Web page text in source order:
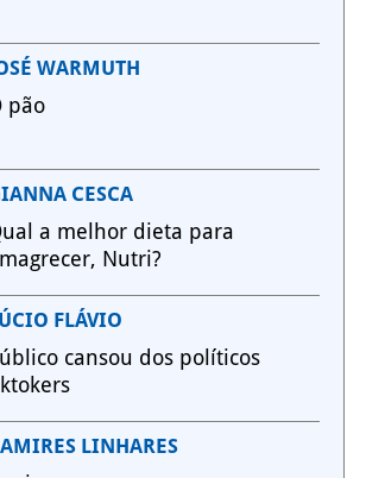
WARMUTH
pão
CESCA
a melhor dieta para
Nutri?
FLÁVIO
cansou dos políticos
LINHARES